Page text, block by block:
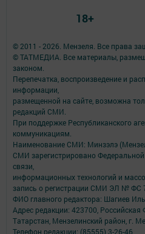
© 2011 - 2026. Мензеля. Все права
© ТАТМЕДИА. Все материалы,
законом.
Перепечатка, воспроизведение и
информации,
размещенной на сайте, возможна
редакций СМИ.
При поддержке Республиканского
коммуникациям.
Наименование СМИ: Минзэлэ
СМИ зарегистрировано
связи,
информационных технологий и
запись о регистрации СМИ ЭЛ № ФС
ФИО главного редактора: Шагиев
Адрес редакции: 423700, Российская
Татарстан, Мензелинский район, г.
Телефон редакции: (85555) 3-26-46
18+